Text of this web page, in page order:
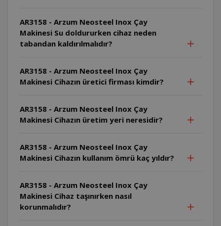
AR3158 - Arzum Neosteel Inox Çay
Makinesi Su doldururken cihaz neden
tabandan kaldırılmalıdır?
AR3158 - Arzum Neosteel Inox Çay
Makinesi Cihazın üretici firması kimdir?
AR3158 - Arzum Neosteel Inox Çay
Makinesi Cihazın üretim yeri neresidir?
AR3158 - Arzum Neosteel Inox Çay
Makinesi Cihazın kullanım ömrü kaç yıldır?
AR3158 - Arzum Neosteel Inox Çay
Makinesi Cihaz taşınırken nasıl
korunmalıdır?